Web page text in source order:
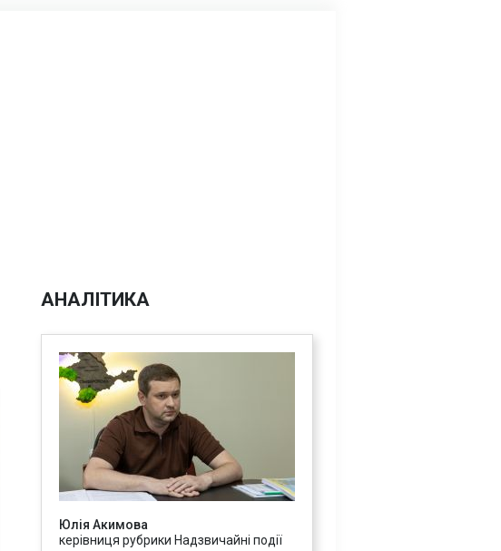
АНАЛІТИКА
Юлія Акимова
керівниця рубрики Надзвичайні події